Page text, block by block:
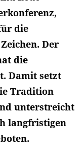
die
Der
die
Damit setzt
Tradition
unterstreicht
langfristigen